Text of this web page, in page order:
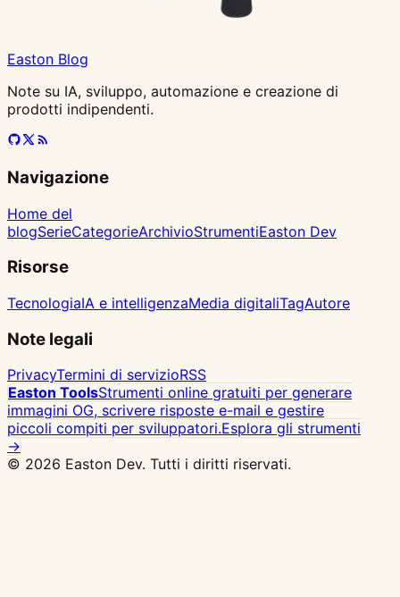
Easton Blog
Note su IA, sviluppo, automazione e creazione di
prodotti indipendenti.
Navigazione
Home del
blogSerieCategorieArchivioStrumentiEaston Dev
Risorse
TecnologiaIA e intelligenzaMedia digitaliTagAutore
Note legali
PrivacyTermini di servizioRSS
Easton ToolsStrumenti online gratuiti per generare
immagini OG, scrivere risposte e-mail e gestire
piccoli compiti per sviluppatori.Esplora gli strumenti
→
© 2026 Easton Dev. Tutti i diritti riservati.